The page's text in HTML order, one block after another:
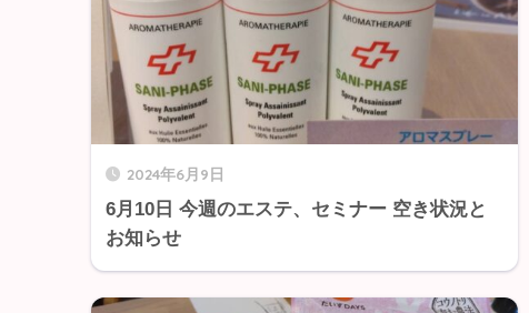
2024年6月9日
6月10日 今週のエステ、セミナー 空き状況と
お知らせ